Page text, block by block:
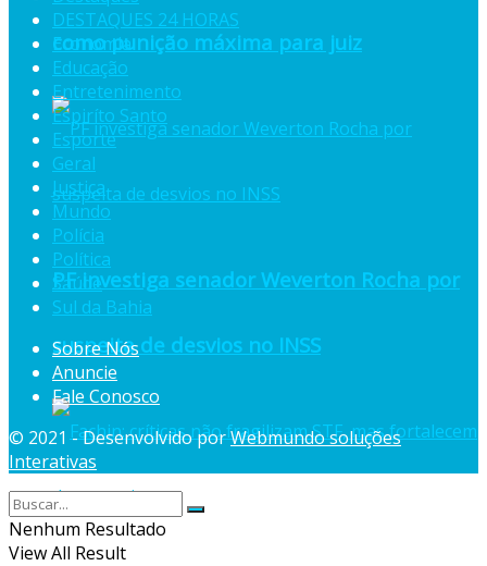
como punição máxima para juiz
PF investiga senador Weverton Rocha por
suspeita de desvios no INSS
DESTAQUES 24 HORAS
Economia
Educação
Entretenimento
Espiríto Santo
Esporte
Geral
Justiça
Mundo
Polícia
Política
Saúde
Sul da Bahia
Sobre Nós
Anuncie
Fale Conosco
© 2021 - Desenvolvido porWebmundo soluções
Interativas
Nenhum Resultado
View All Result